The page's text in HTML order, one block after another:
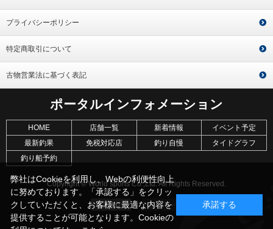
プライバシーポリシー
特定商取引について
古物営業法に基づく表記
ポータルインフォメーション
HOME 店舗一覧 新着情報
イベント予定
最新釣果
免税対応店 釣り自慢
タイドグラフ
釣り船予約
Copyright © World sports Co.,Ltd. All Rights Reserved.
弊社はCookieを利用し、Webの利便性向上
に努めております。「承認する」をクリッ
クしていただくと、お客様に最適な内容を
提供することが可能となります。Cookieの
承諾する